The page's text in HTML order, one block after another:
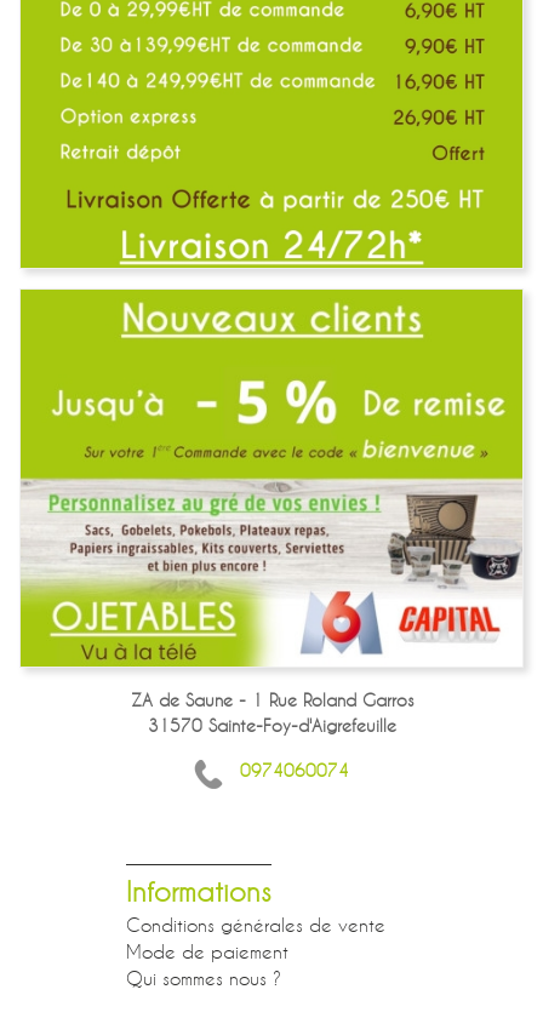
ZA de Saune - 1 Rue Roland Garros
31570 Sainte-Foy-d'Aigrefeuille
0974060074
Informations
Conditions générales de vente
Mode de paiement
Qui sommes nous ?